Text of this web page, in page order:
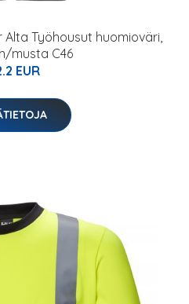
Alta Työhousut huomioväri,
musta C46
EUR